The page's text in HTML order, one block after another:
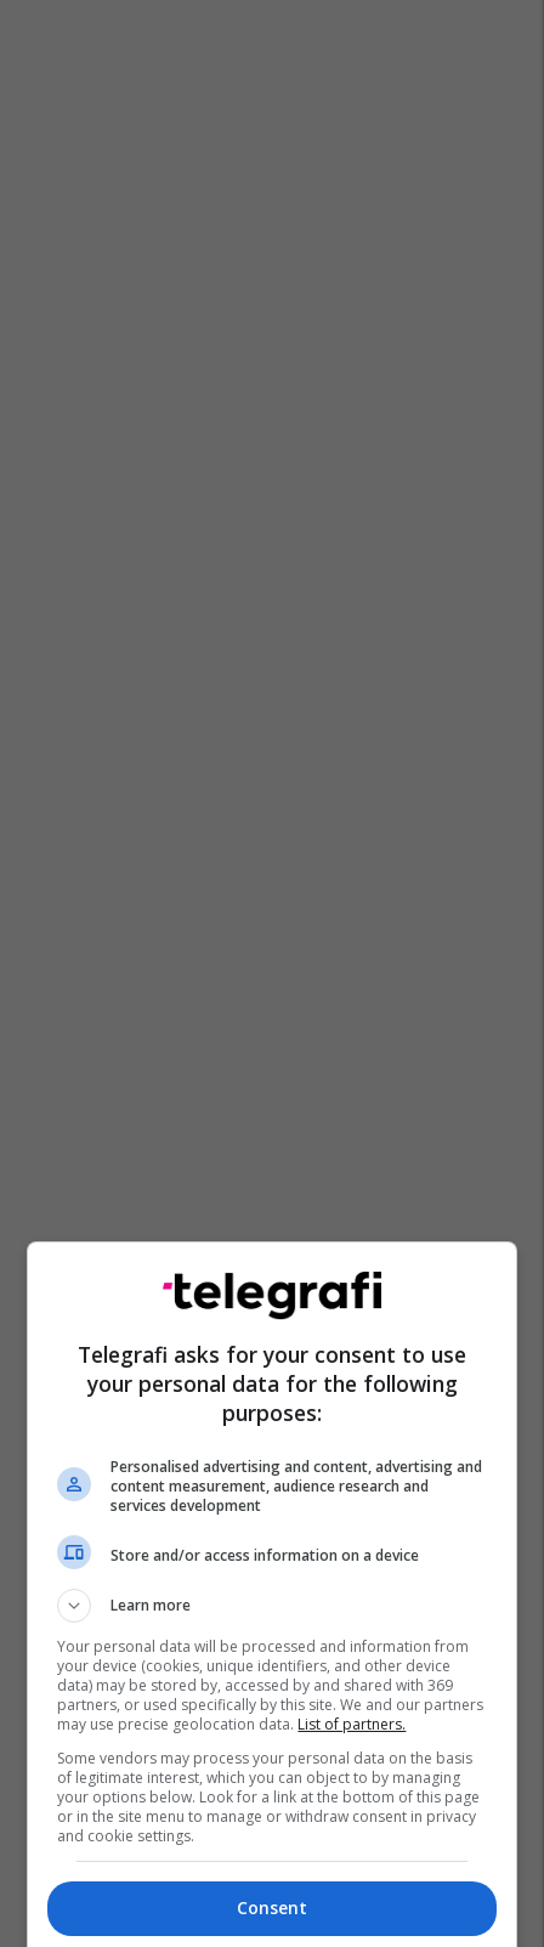
Vdekjet Rusia E Moshuara
Telegrafi asks for your consent to use
your personal data for the following
purposes:
Personalised advertising and content, advertising and
content measurement, audience research and
services development
Store and/or access information on a device
Learn more
Your personal data will be processed and information from
your device (cookies, unique identifiers, and other device
data) may be stored by, accessed by and shared with 369
partners, or used specifically by this site. We and our partners
may use precise geolocation data. List of partners.
Some vendors may process your personal data on the basis
of legitimate interest, which you can object to by managing
your options below. Look for a link at the bottom of this page
or in the site menu to manage or withdraw consent in privacy
and cookie settings.
Consent